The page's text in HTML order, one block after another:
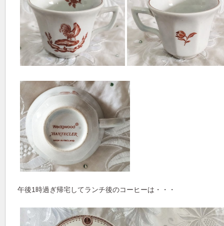
午後1時過ぎ帰宅してランチ後のコーヒーは・・・